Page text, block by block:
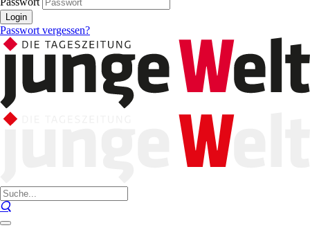
Login
Passwort vergessen?